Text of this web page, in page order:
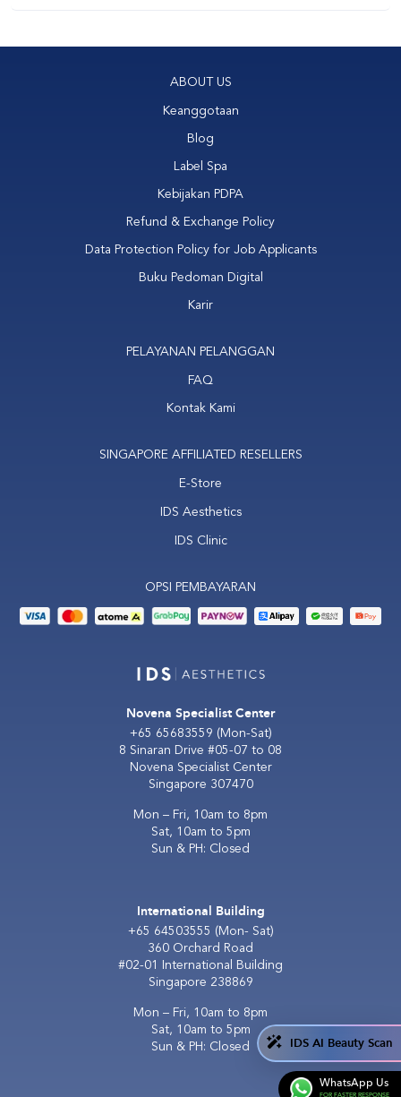
ABOUT US
Keanggotaan
Blog
Label Spa
Kebijakan PDPA
Refund & Exchange Policy
Data Protection Policy for Job Applicants
Buku Pedoman Digital
Karir
PELAYANAN PELANGGAN
FAQ
Kontak Kami
SINGAPORE AFFILIATED RESELLERS
E-Store
IDS Aesthetics
IDS Clinic
OPSI PEMBAYARAN
Novena Specialist Center
+65 65683559 (Mon-Sat)
8 Sinaran Drive #05-07 to 08
Novena Specialist Center
Singapore 307470
Mon – Fri, 10am to 8pm
Sat, 10am to 5pm
Sun & PH: Closed
International Building
+65 64503555 (Mon- Sat)
360 Orchard Road
#02-01 International Building
Singapore 238869
Mon – Fri, 10am to 8pm
Sat, 10am to 5pm
Sun & PH: Closed
IDS AI Beauty Scan
WhatsApp Us
FOR FASTER RESPONSE